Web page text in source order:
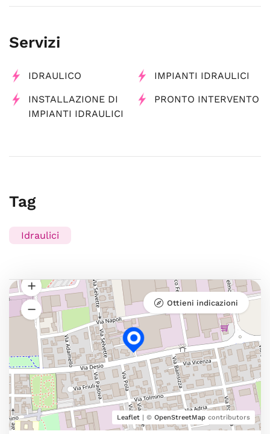
Servizi
IDRAULICO IMPIANTI IDRAULICI
INSTALLAZIONE DI
IMPIANTI IDRAULICI
PRONTO INTERVENTO
Tag
Idraulici
Leaflet | © OpenStreetMap contributors
Ottieni indicazioni